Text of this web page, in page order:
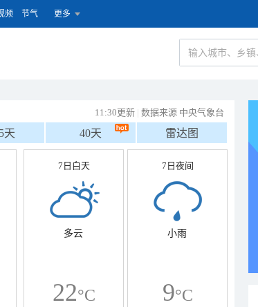
频 节气 更多
11:30更新 | 数据来源 中央气象台
天 40天 雷达图
7日白天
多云
22°C
7日夜间
小雨
9°C